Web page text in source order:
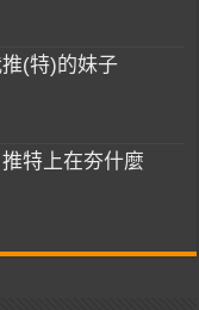
(特)的妹子
特上在夯什麼